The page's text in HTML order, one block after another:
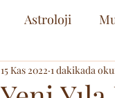
Astroloji
Bilim &
15 Kas 2022 1 dakikada